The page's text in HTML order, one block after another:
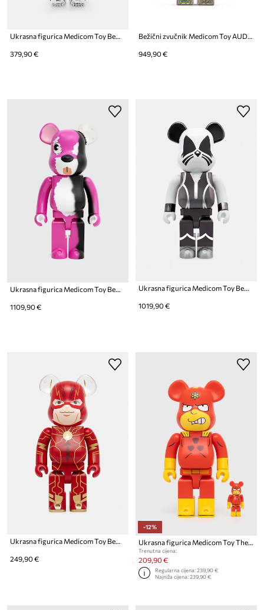
Ukrasna figurica Medicom Toy Be@rbrick Endoskeleton (T2 Ver.) 400%
379,90 €
Bežični zvučnik Medicom Toy AUDIO Color Block 400%
949,90 €
1109,90 €
Ukrasna figurica Medicom Toy Be@rbrick KISS Catman Chrome Ver. 1000%
1019,90 €
Ukrasna figurica Medicom Toy Be@rbrick The Flash 400%
249,90 €
-12%
Trenutna cijena:
209,90 €
Regularna cijena:239,90 €
Najniža cijena:239,90 €